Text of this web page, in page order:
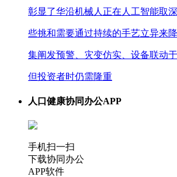
彰显了华沿机械人正在人工智能取
些挑和需要通过持续的手艺立异来
集阐发预警、灾变仿实、设备联动
但投资者时仍需隆重
人口健康协同办公APP
手机扫一扫
下载协同办公
APP软件